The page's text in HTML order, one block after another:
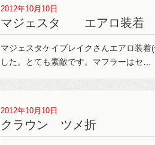
2012年10月10日
マジェスタ エアロ装着
マジェスタケイブレイクさんエアロ装
した。とても素敵です。マフラーはセ…
2012年10月10日
クラウン ツメ折